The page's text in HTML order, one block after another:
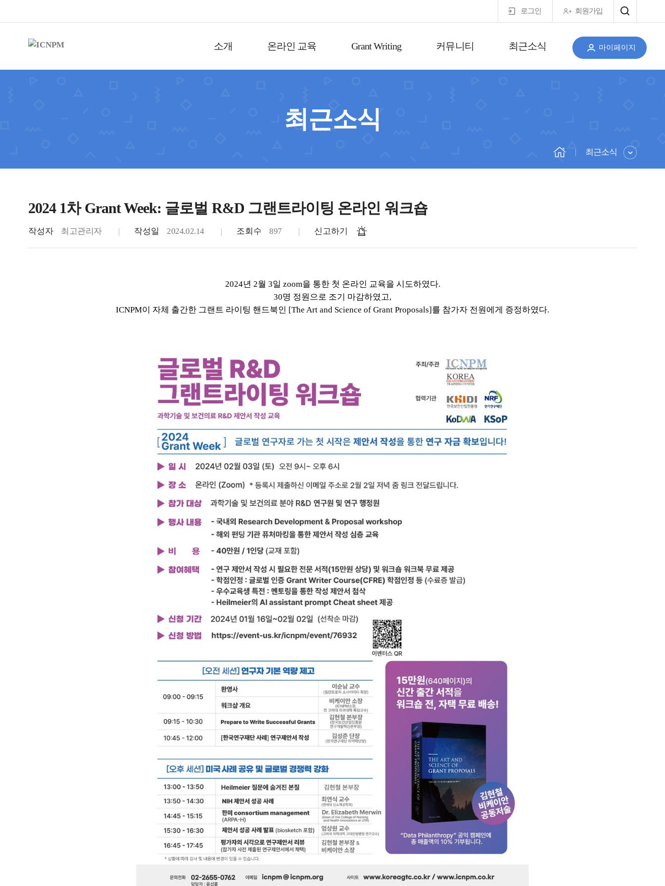
로그인 회원가입
마이페이지
소개 온라인 교육 Grant Writing 커뮤니티 최근소식
최근소식
최근소식
2024 1차 Grant Week: 글로벌 R&D 그랜트라이팅 온라인 워크숍
작성자 최고관리자 작성일 2024.02.14 조회수 897 신고하기
2024년 2월 3일 zoom을 통한 첫 온라인 교육을 시도하였다.
30명 정원으로 조기 마감하였고,
ICNPM이 자체 출간한 그랜트 라이팅 핸드북인 [The Art and Science of Grant Proposals]를 참가자 전원에게 증정하였다.